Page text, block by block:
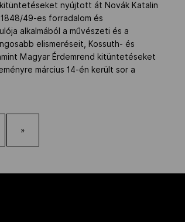
kitüntetéseket nyújtott át Novák Katalin
49-es forradalom és
alkalmából a művészeti és a
elismeréseit, Kossuth- és
Magyar Érdemrend kitüntetéseket
március 14-én került sor a
»